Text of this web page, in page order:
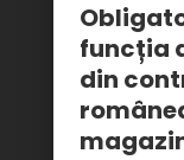
funcția
din